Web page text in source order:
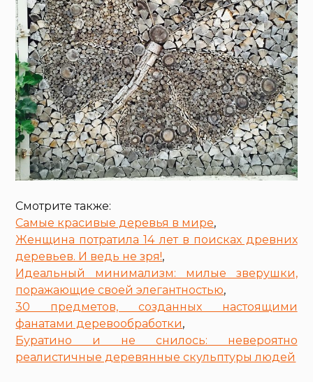
Смотрите также:
Самые красивые деревья в мире,
Женщина потратила 14 лет в поисках древних
деревьев. И ведь не зря!,
Идеальный минимализм: милые зверушки,
поражающие своей элегантностью,
30 предметов, созданных настоящими
фанатами деревообработки,
Буратино и не снилось: невероятно
реалистичные деревянные скульптуры людей